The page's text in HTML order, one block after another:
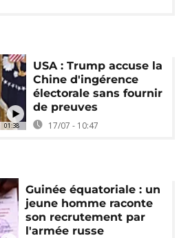
01:38
USA : Trump accuse la
Chine d'ingérence
électorale sans fournir
de preuves
17/07 - 10:47
Guinée équatoriale : un
jeune homme raconte
son recrutement par
l'armée russe